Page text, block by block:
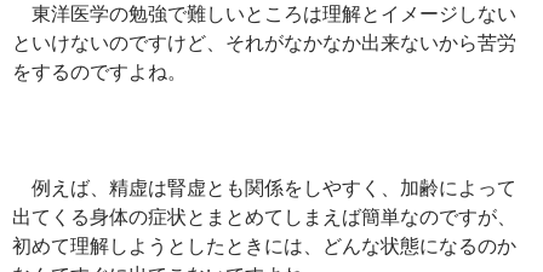
東洋医学の勉強で難しいところは理解とイメージしない
といけないのですけど、それがなかなか出来ないから苦労
をするのですよね。
例えば、精虚は腎虚とも関係をしやすく、加齢によって
出てくる身体の症状とまとめてしまえば簡単なのですが、
初めて理解しようとしたときには、どんな状態になるのか